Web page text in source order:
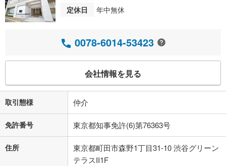
定休日
年中無休
0078-6014-53423
会社情報を見る
取引態様 仲介
免許番号 東京都知事免許(6)第76363号
住所
東京都町田市森野1丁目31-10 渋谷グリーン
テラスII1F